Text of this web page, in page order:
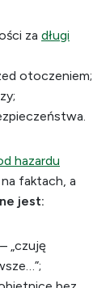
za długi
otoczeniem;
hazardu
faktach, a
jest:
„czuję